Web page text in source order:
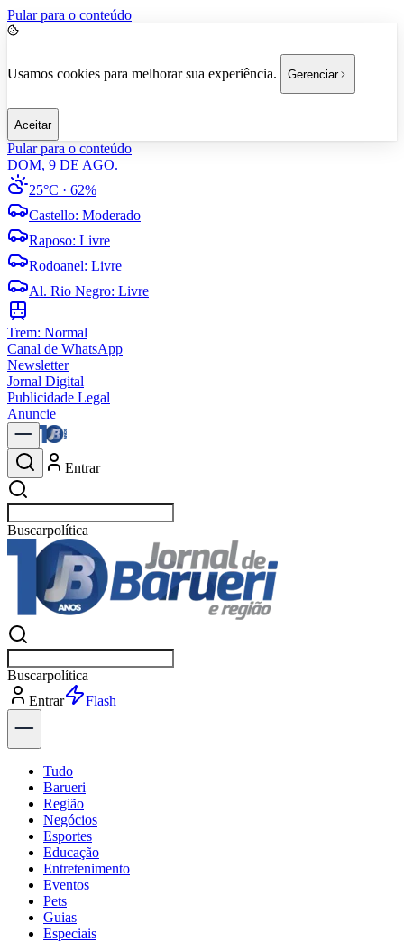
Pular para o conteúdo
Usamos cookies para melhorar sua experiência. Gerenciar
Aceitar
Pular para o conteúdo
DOM, 9 DE AGO.
25°C · 62%
Castello: Moderado
Raposo: Livre
Rodoanel: Livre
Al. Rio Negro: Livre
Trem: Normal
Canal de WhatsApp
Newsletter
Jornal Digital
Publicidade Legal
Anuncie
Entrar
Buscarnotícias
Buscarnotícias
Entrar
Explorar
Tudo
Barueri
Região
Negócios
Esportes
Educação
Entretenimento
Eventos
Pets
Guias
Especiais